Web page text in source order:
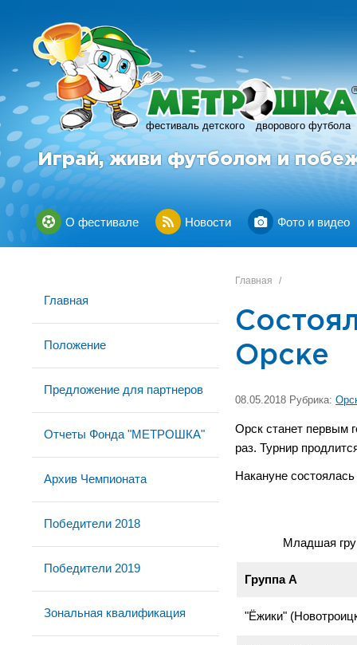
фестиваль детского дворового футбола
R
Играй, живи футболом и
О фестивале Новости Фото и видео
Главная
Положение
Предложение для партнеров
Отчеты Фонда "МЕТРОШКА"
Архив Чемпионата
Победители 2018
Победители 2019
Зональная квалификация
Главная /
Орске
08.05.2018 Рубрика:
Орск станет первым
раз. Турнир
Накануне
Младшая
Группа А
"Ёжики"